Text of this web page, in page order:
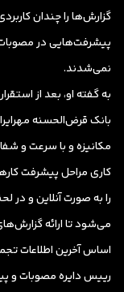
گزارش‌‌ها را چندان
پیشرفت‌هایی در
نمی‌شدند.
به گفته او، بعد از
بانک قرض‌الحسنه
مکانیزه و با سرعت و
کاری مراحل پیشرفت
را به صورت آنلاین و
می‌شود تا ارائه
اساس آخرین اطلاعات
رییس دایره مصوبات و